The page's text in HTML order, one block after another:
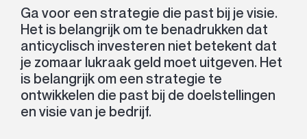
Ga voor een strategie die past bij je visie.
Het is belangrijk om te benadrukken dat
anticyclisch investeren niet betekent dat
je zomaar lukraak geld moet uitgeven. Het
is belangrijk om een strategie te
ontwikkelen die past bij de doelstellingen
en visie van je bedrijf.